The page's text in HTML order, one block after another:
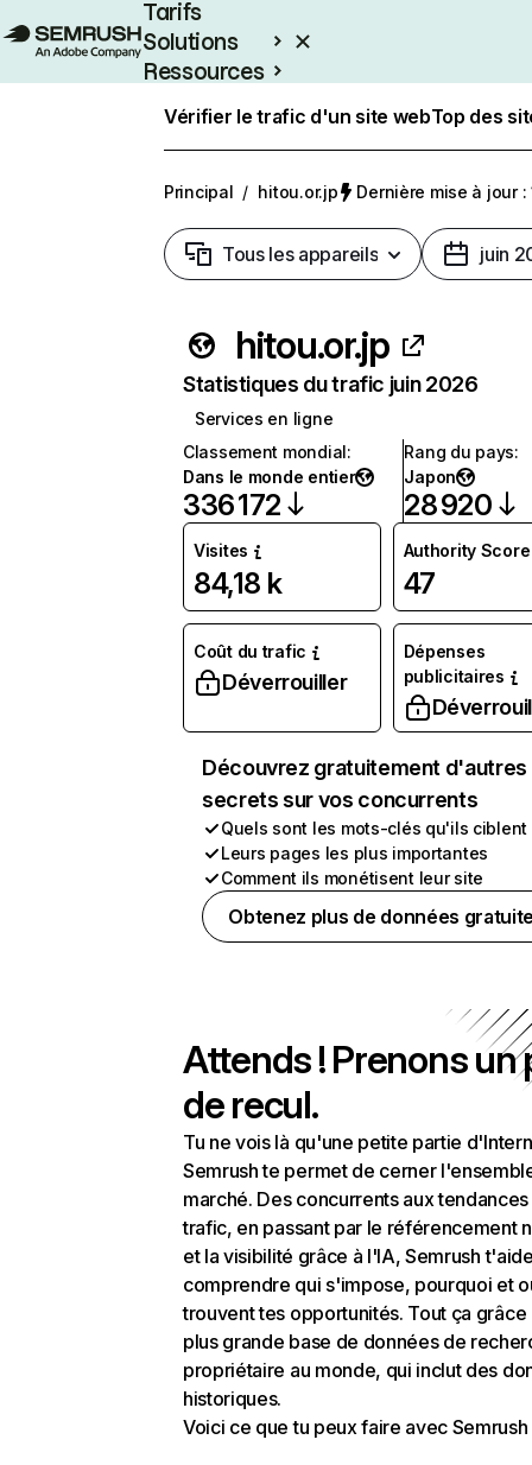
Tarifs
Solutions
Ressources
Vérifier le trafic d'un site webTop des
Principal / hitou.or.jp Dernière mise à jour
Tous les appareils juin
hitou.or.jp
Statistiques du trafic juin 2026
Services en ligne
Classement mondial:
Dans le monde entier
336 172
Rang du pays:
Japon
28 920
Visites
84,18 k
Authority Score
47
Coût du trafic
Déverrouiller
Dépenses
publicitaires
Découvrez gratuitement d'autres
secrets sur vos concurrents
Quels sont les mots-clés qu'ils ciblent
Leurs pages les plus importantes
Comment ils monétisent leur site
Obtenez plus de données
Attends ! Prenons un
de recul.
Tu ne vois là qu'une petite partie
Semrush te permet de cerner
marché. Des concurrents aux
trafic, en passant par le référencement
et la visibilité grâce à l'IA, Semrush
comprendre qui s'impose, pourquoi et
trouvent tes opportunités. Tout ça grâce
plus grande base de données de
propriétaire au monde, qui inclut des
historiques.
Voici ce que tu peux faire avec Semrush